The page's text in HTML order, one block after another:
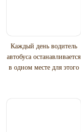
Каждый день водитель
автобуса останавливается
в одном месте для этого